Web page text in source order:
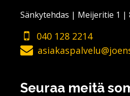
Sänkytehdas | Meijeritie 1 |
040 128 2214
Seuraa meitä